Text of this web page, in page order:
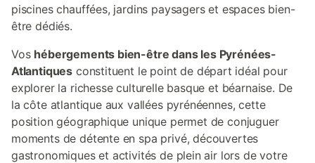
piscines chauffées, jardins paysagers et espaces bien-
être dédiés.
Vos hébergements bien-être dans les Pyrénées-
Atlantiques constituent le point de départ idéal pour
explorer la richesse culturelle basque et béarnaise. De
la côte atlantique aux vallées pyrénéennes, cette
position géographique unique permet de conjuguer
moments de détente en spa privé, découvertes
gastronomiques et activités de plein air lors de votre